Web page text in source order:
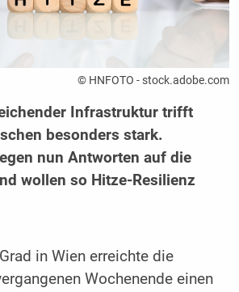
© HNFOTO - stock.adobe.com
Infrastruktur trifft
besonders stark.
nun Antworten auf die
wollen so Hitze-Resilienz
in Wien erreichte die
Wochenende einen